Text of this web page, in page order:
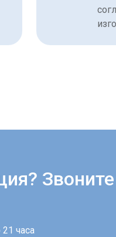
Звоните
часа